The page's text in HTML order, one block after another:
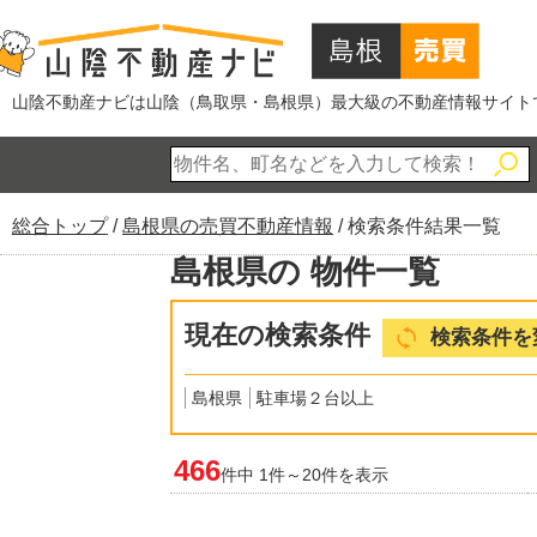
山陰不動産ナビは山陰（鳥取県・島根県）最大級の不動産情報サイト
現
在
総合トップ/島根県の売買不動産情報 /検索条件結果一覧
島根県の 物件一覧
現在の検索条件 検索条件
島根県 駐車場２台以上
466件中 1件～20件を表示